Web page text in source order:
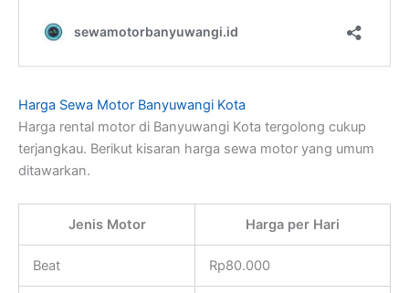
Harga Sewa Motor Banyuwangi Kota
Harga rental motor di Banyuwangi Kota tergolong cukup
terjangkau. Berikut kisaran harga sewa motor yang umum
ditawarkan.
Jenis Motor Harga per Hari
Beat Rp80.000